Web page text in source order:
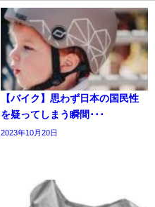
【バイク】思わず日本の国民性
を疑ってしまう瞬間･･･
2023年10月20日